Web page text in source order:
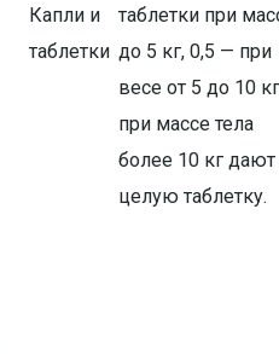
Капли и
таблетки
таблетки при
до 5 кг, 0,5 — при
весе от 5 до 10
при массе тела
более 10 кг дают
целую таблетку.